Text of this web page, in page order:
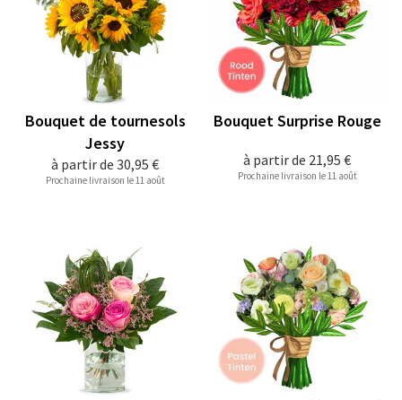
à partir de 30,95 €
Bouquet de tournesols
Jessy
Prochaine livraison le 11 août
à partir de 21,95 €
Bouquet Surprise Rouge
Prochaine livraison le 11 août